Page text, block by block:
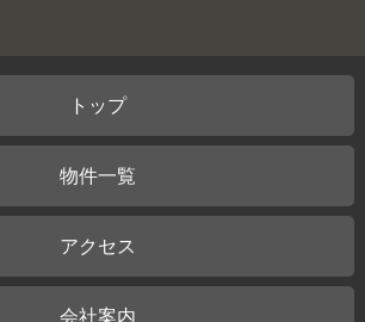
トップ
物件一覧
アクセス
会社案内